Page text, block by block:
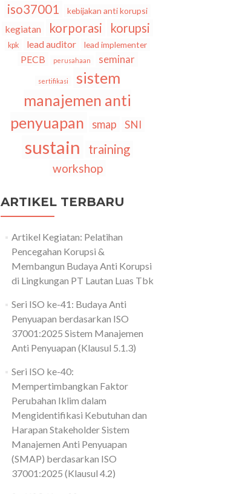
iso37001 kebijakan anti korupsi
kegiatan korporasi korupsi
kpk lead auditor lead implementer
PECB perusahaan seminar
sertifikasi
sistem
manajemen anti
penyuapan
smap SNI
sustain training
workshop
ARTIKEL TERBARU
Artikel Kegiatan: Pelatihan
Pencegahan Korupsi &
Membangun Budaya Anti Korupsi
di Lingkungan PT Lautan Luas Tbk
Seri ISO ke-41: Budaya Anti
Penyuapan berdasarkan ISO
37001:2025 Sistem Manajemen
Anti Penyuapan (Klausul 5.1.3)
Seri ISO ke-40:
Mempertimbangkan Faktor
Perubahan Iklim dalam
Mengidentifikasi Kebutuhan dan
Harapan Stakeholder Sistem
Manajemen Anti Penyuapan
(SMAP) berdasarkan ISO
37001:2025 (Klausul 4.2)